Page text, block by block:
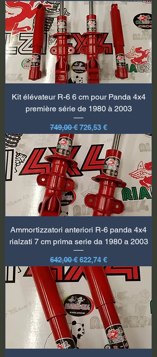
Kit élévateur R-6 6 cm pour Panda 4x4
première série de 1980 à 2003
Prix original
749,00 € Prix promotionnel
726,53 €
Ammortizzatori anteriori R-6 panda 4x4
rialzati 7 cm prima serie da 1980 a 2003
Prix original
642,00 € Prix promotionnel
622,74 €